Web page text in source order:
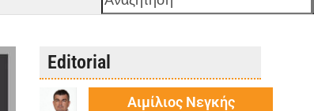
Editorial
Αιμίλιος Νεγκής